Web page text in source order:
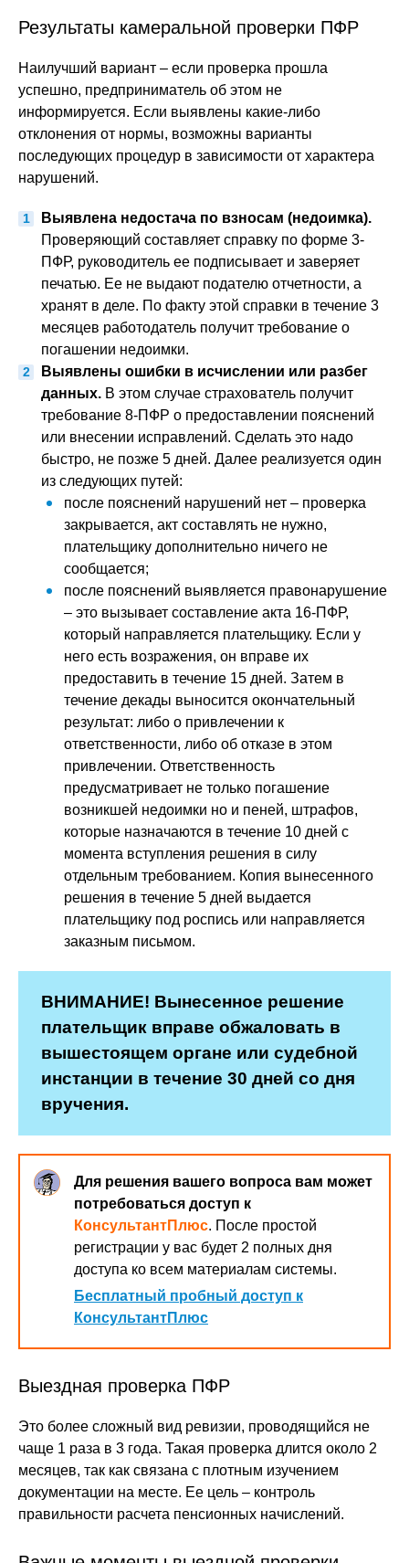
Результаты камеральной проверки ПФР
Наилучший вариант – если проверка прошла
успешно, предприниматель об этом не
информируется. Если выявлены какие-либо
отклонения от нормы, возможны варианты
последующих процедур в зависимости от характера
нарушений.
Выявлена недостача по взносам (недоимка).
Проверяющий составляет справку по форме 3-
ПФР, руководитель ее подписывает и заверяет
печатью. Ее не выдают подателю отчетности, а
хранят в деле. По факту этой справки в течение 3
месяцев работодатель получит требование о
погашении недоимки.
Выявлены ошибки в исчислении или разбег
данных. В этом случае страхователь получит
требование 8-ПФР о предоставлении пояснений
или внесении исправлений. Сделать это надо
быстро, не позже 5 дней. Далее реализуется один
из следующих путей:
после пояснений нарушений нет – проверка
закрывается, акт составлять не нужно,
плательщику дополнительно ничего не
сообщается;
после пояснений выявляется правонарушение
– это вызывает составление акта 16-ПФР,
который направляется плательщику. Если у
него есть возражения, он вправе их
предоставить в течение 15 дней. Затем в
течение декады выносится окончательный
результат: либо о привлечении к
ответственности, либо об отказе в этом
привлечении. Ответственность
предусматривает не только погашение
возникшей недоимки но и пеней, штрафов,
которые назначаются в течение 10 дней с
момента вступления решения в силу
отдельным требованием. Копия вынесенного
решения в течение 5 дней выдается
плательщику под роспись или направляется
заказным письмом.
ВНИМАНИЕ! Вынесенное решение
плательщик вправе обжаловать в
вышестоящем органе или судебной
инстанции в течение 30 дней со дня
вручения.
Для решения вашего вопроса вам может
потребоваться доступ к
КонсультантПлюс. После простой
регистрации у вас будет 2 полных дня
доступа ко всем материалам системы.
Бесплатный пробный доступ к
КонсультантПлюс
Выездная проверка ПФР
Это более сложный вид ревизии, проводящийся не
чаще 1 раза в 3 года. Такая проверка длится около 2
месяцев, так как связана с плотным изучением
документации на месте. Ее цель – контроль
правильности расчета пенсионных начислений.